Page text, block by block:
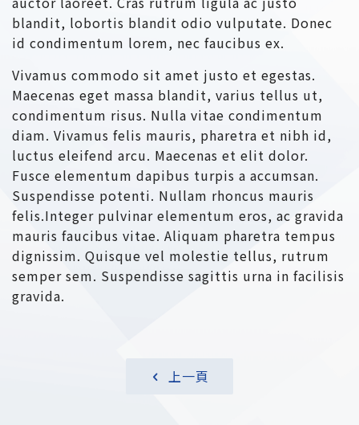
blandit, lobortis blandit odio vulputate. Donec
id condimentum lorem, nec faucibus ex.
Vivamus commodo sit amet justo et egestas.
Maecenas eget massa blandit, varius tellus ut,
condimentum risus. Nulla vitae condimentum
diam. Vivamus felis mauris, pharetra et nibh id,
luctus eleifend arcu. Maecenas et elit dolor.
Fusce elementum dapibus turpis a accumsan.
Suspendisse potenti. Nullam rhoncus mauris
felis.Integer pulvinar elementum eros, ac gravida
mauris faucibus vitae. Aliquam pharetra tempus
dignissim. Quisque vel molestie tellus, rutrum
semper sem. Suspendisse sagittis urna in facilisis
gravida.
上一頁